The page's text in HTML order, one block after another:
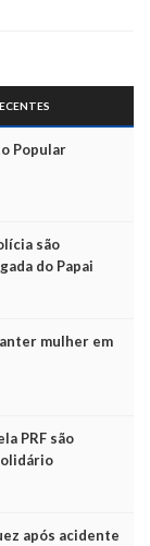
Popular
são
do Papai
mulher em
PRF são
após acidente